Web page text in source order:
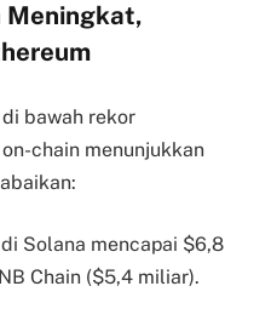
Meningkat,
bawah rekor
chain menunjukkan
Solana mencapai $6,8
Chain ($5,4 miliar).